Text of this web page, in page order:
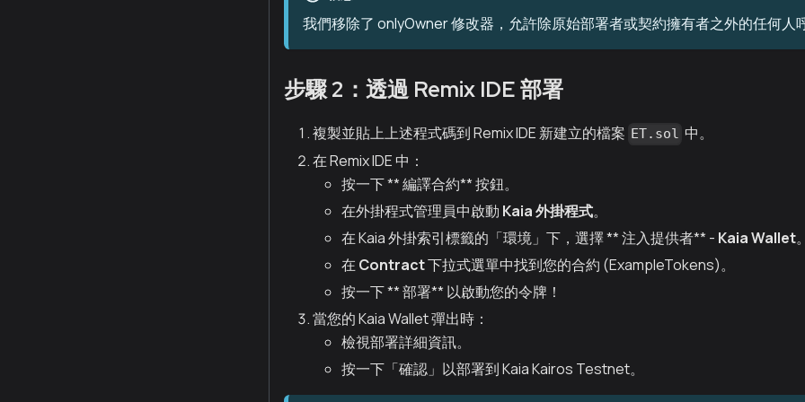
我們移除了 onlyOwner 修改器，允許除原始部署者或契約擁有者之外的任何人
步驟 2：透過 Remix IDE 部署
複製並貼上上述程式碼到 Remix IDE 新建立的檔案 ET.sol 中。
在 Remix IDE 中：
按一下 ** 編譯合約** 按鈕。
在外掛程式管理員中啟動 Kaia 外掛程式。
在 Kaia 外掛索引標籤的「環境」下，選擇 ** 注入提供者** - Kaia Wallet。
在 Contract下拉式選單中找到您的合約 (ExampleTokens)。
按一下 ** 部署** 以啟動您的令牌！
當您的 Kaia Wallet 彈出時：
檢視部署詳細資訊。
按一下「確認」以部署到 Kaia Kairos Testnet。